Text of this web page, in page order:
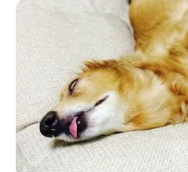
Girls’
3
fans love
Debut:
24 April 2017